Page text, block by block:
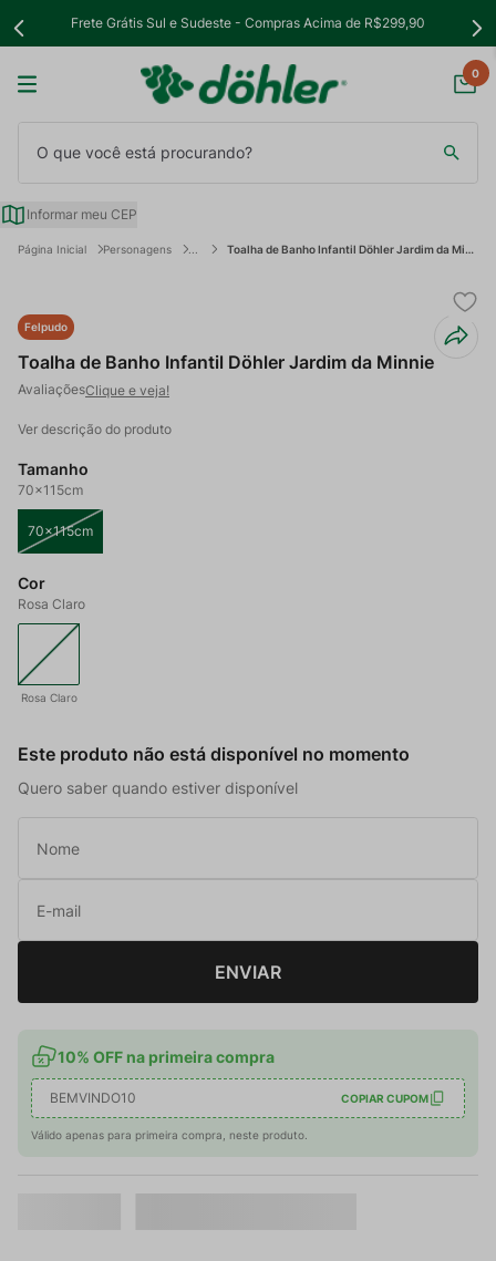
Frete Grátis Sul e Sudeste - Compras Acima de R$299,90
0
Informar meu CEP
Personagens Toalha de Banho Infantil Döhler Jardim da Minnie
Felpudo
Toalha de Banho Infantil Döhler Jardim da Minnie
Clique e veja!
Ver descrição do produto
Tamanho
70x115cm
70x115cm
Cor
Rosa Claro
Rosa Claro
Este produto não está disponível no momento
Quero saber quando estiver disponível
ENVIAR
10% OFF na primeira compra
BEMVINDO10 COPIAR CUPOM
Válido apenas para primeira compra, neste produto.